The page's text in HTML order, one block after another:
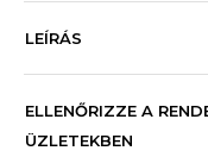
LEÍRÁS
ELLENŐRIZZE A
ÜZLETEKBEN